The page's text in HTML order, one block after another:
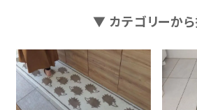
▼ カテゴリーか